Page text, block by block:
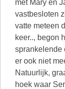
met Mary en
vastbesloten
vatte meteen
keer.., begon
sprankelende
er ook niet
Natuurlijk,
hoek waar